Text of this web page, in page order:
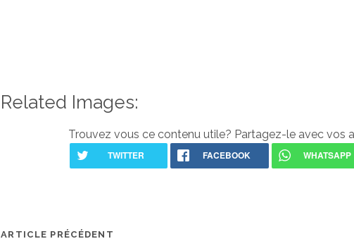
Related Images:
Trouvez vous ce contenu utile? Partagez-le avec vos
ARTICLE PRÉCÉDENT